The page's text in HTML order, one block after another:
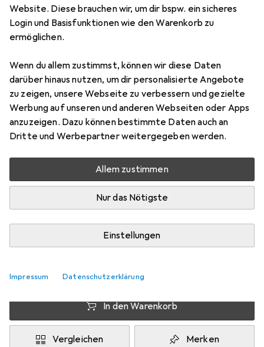
Website. Diese brauchen wir, um dir bspw. ein sicheres
Login und Basisfunktionen wie den Warenkorb zu
ermöglichen.
Wenn du allem zustimmst, können wir diese Daten
darüber hinaus nutzen, um dir personalisierte Angebote
zu zeigen, unsere Webseite zu verbessern und gezielte
Werbung auf unseren und anderen Webseiten oder Apps
anzuzeigen. Dazu können bestimmte Daten auch an
Dritte und Werbepartner weitergegeben werden.
Allem zustimmen
Nur das Nötigste
Einstellungen
Impressum Datenschutzerklärung
Apple USB C - USB C
Preis in EUR inkl. MwSt.
EUR
19,19
Schneller lieferbar
Angebot für
EUR
21,65
Mehr von Apple
Zwischen Fr, 14.8. und Di, 18.8. geliefert
Lieferort angeben für genaue Lieferzeit
StockNet ConnectFR
In den Warenkorb
Vergleichen Merken